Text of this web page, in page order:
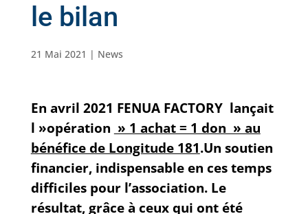
le bilan
21 Mai 2021 | News
En avril 2021 FENUA FACTORYlançait
l »opération » 1 achat = 1 don » au
bénéfice de Longitude 181.Un soutien
financier, indispensable en ces temps
difficiles pour l’association. Le
résultat, grâce à ceux qui ont été